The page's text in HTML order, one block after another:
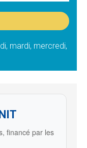
mardi, mercredi,
financé par les